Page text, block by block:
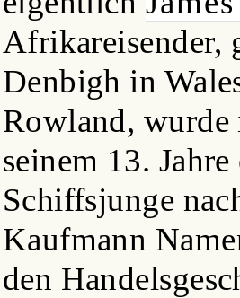
Afrikareisender,
Denbigh in
Rowland, wurde
seinem 13.
Schiffsjunge
Kaufmann
den